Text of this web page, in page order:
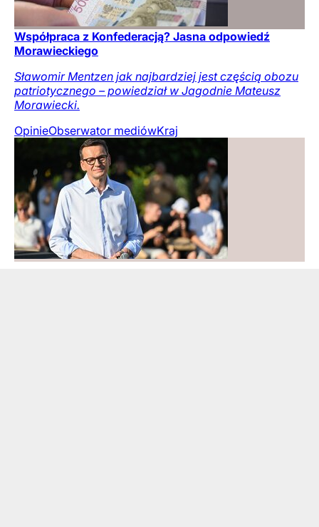
Współpraca z Konfederacją? Jasna odpowiedź
Morawieckiego
Sławomir Mentzen jak najbardziej jest częścią obozu
patriotycznego – powiedział w Jagodnie Mateusz
Morawiecki.
OpinieObserwator mediówKraj